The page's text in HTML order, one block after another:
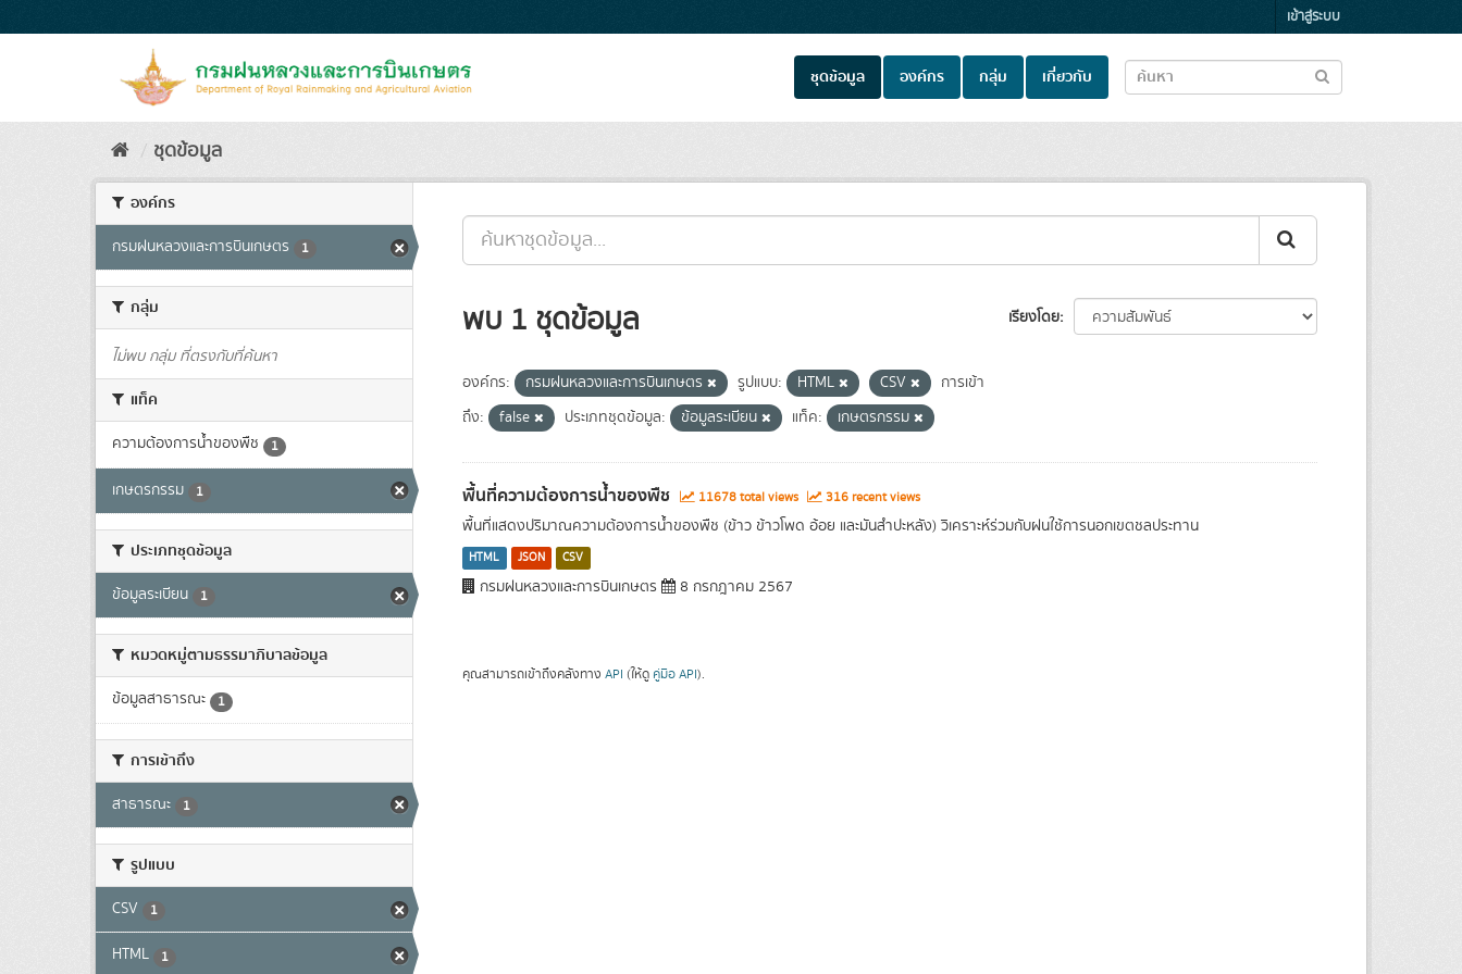
to
เข้าสู่ระบบ
ชุดข้อมูล องค์กร กลุ่ม เกี่ยวกับ
ชุดข้อมูล
องค์กร
กรมฝนหลวงและการบินเกษตร 1
กลุ่ม
ไม่พบ กลุ่ม ที่ตรงกับที่ค้นหา
แท็ค
ความต้องการน้ำของพืช 1
เกษตรกรรม 1
ประเภทชุดข้อมูล
ข้อมูลระเบียน 1
หมวดหมู่ตามธรรมาภิบาลข้อมูล
ข้อมูลสาธารณะ 1
การเข้าถึง
สาธารณะ 1
รูปแบบ
CSV 1
HTML 1
เรียงโดย
พบ 1 ชุดข้อมูล
องค์กร: กรมฝนหลวงและการบินเกษตร รูปแบบ: HTML CSV
การเข้า
ถึง:
false ประเภทชุดข้อมูล: ข้อมูลระเบียน แท็ค: เกษตรกรรม
พื้นที่ความต้องการน้ำของพืช 11678 total views 316 recent views
พื้นที่แสดงปริมาณความต้องการน้ำของพืช (ข้าว ข้าวโพด อ้อย และมันสำปะหลัง) วิเคราะห์ร่วมกับฝนใช้การนอกเขตชลประทาน
HTML JSON CSV
กรมฝนหลวงและการบินเกษตร 8 กรกฎาคม 2567
คุณสามารถเข้าถึงคลังทาง API (ให้ดู คู่มือ API).